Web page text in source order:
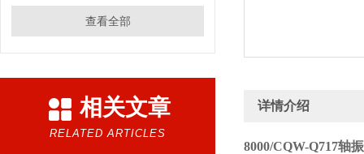
查看全部
相关文章
RELATED ARTICLES
详情介绍
8000/CQW-Q717轴